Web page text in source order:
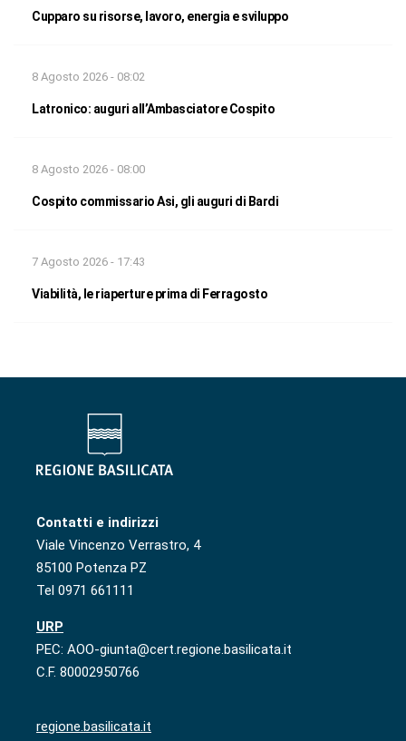
Cupparo su risorse, lavoro, energia e sviluppo
8 Agosto 2026 - 08:02
Latronico: auguri all’Ambasciatore Cospito
8 Agosto 2026 - 08:00
Cospito commissario Asi, gli auguri di Bardi
7 Agosto 2026 - 17:43
Viabilità, le riaperture prima di Ferragosto
Contatti e indirizzi
Viale Vincenzo Verrastro, 4
85100 Potenza PZ
Tel 0971 661111
URP
PEC: AOO-giunta@cert.regione.basilicata.it
C.F. 80002950766
regione.basilicata.it